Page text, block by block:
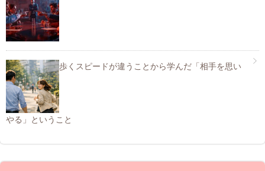
歩くスピードが違うことから学んだ「相手を思い
やる」ということ